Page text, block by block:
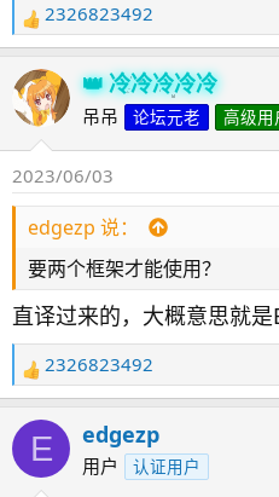
反
馈
：
2326823492
冷冷冷冷冷
吊吊 论坛元老 高级用
2023/06/03
edgezp 说：
要两个框架才能使用？
直译过来的，大概意思就是
反
馈
：
2326823492
E edgezp
用户 认证用户